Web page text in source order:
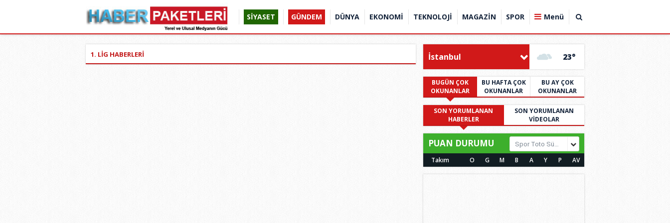
SİYASET GÜNDEM DÜNYA EKONOMİ TEKNOLOJİ MAGAZİN SPOR Menü
1. LİG HABERLERİ İstanbul 23°
BUGÜN ÇOK
OKUNANLAR
BU HAFTA ÇOK
OKUNANLAR
BU AY ÇOK
OKUNANLAR
SON YORUMLANAN
HABERLER
SON YORUMLANAN
VİDEOLAR
PUAN DURUMU Spor Toto Süper Lig
Takım O G M B A Y P AV